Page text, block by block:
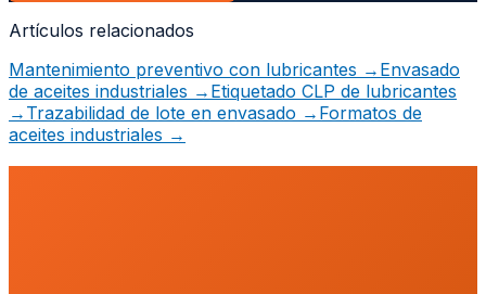
Artículos relacionados
Mantenimiento preventivo con lubricantes → Envasado
de aceites industriales → Etiquetado CLP de lubricantes
→ Trazabilidad de lote en envasado → Formatos de
aceites industriales →